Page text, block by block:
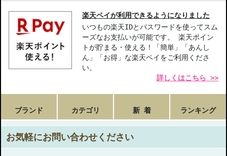
楽天ペイが利用できるようになりました
いつもの楽天IDとパスワードを使ってスム
ーズなお支払いが可能です。 楽天ポイン
トが貯まる・使える！「簡単」「あんし
ん」「お得」な楽天ペイをご利用くださ
い。
詳しくはこちら >>
ブランド カテゴリ 新 着 ランキング
お気軽にお問い合わせください